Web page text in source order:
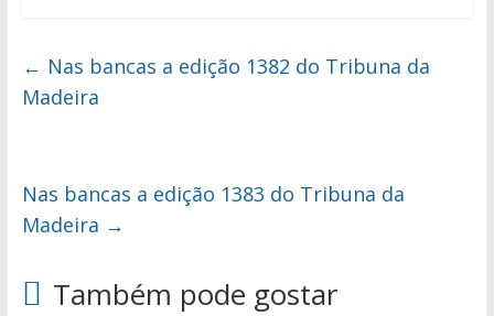
← Nas bancas a edição 1382 do Tribuna da
Madeira
Nas bancas a edição 1383 do Tribuna da
Madeira →
Também pode gostar